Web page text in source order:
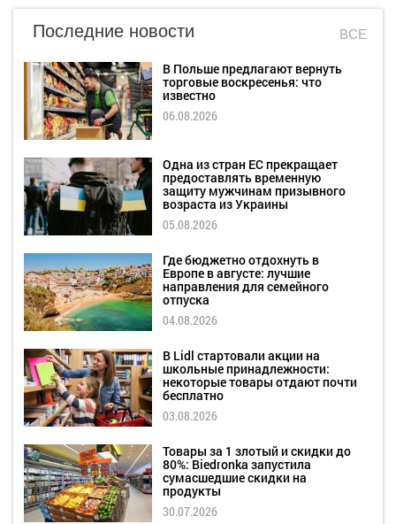
Последние новости ВСЕ
В Польше предлагают вернуть
торговые воскресенья: что
известно
06.08.2026
Одна из стран ЕС прекращает
предоставлять временную
защиту мужчинам призывного
возраста из Украины
05.08.2026
Где бюджетно отдохнуть в
Европе в августе: лучшие
направления для семейного
отпуска
04.08.2026
В Lidl стартовали акции на
школьные принадлежности:
некоторые товары отдают почти
бесплатно
03.08.2026
Товары за 1 злотый и скидки до
80%: Biedronka запустила
сумасшедшие скидки на
продукты
30.07.2026